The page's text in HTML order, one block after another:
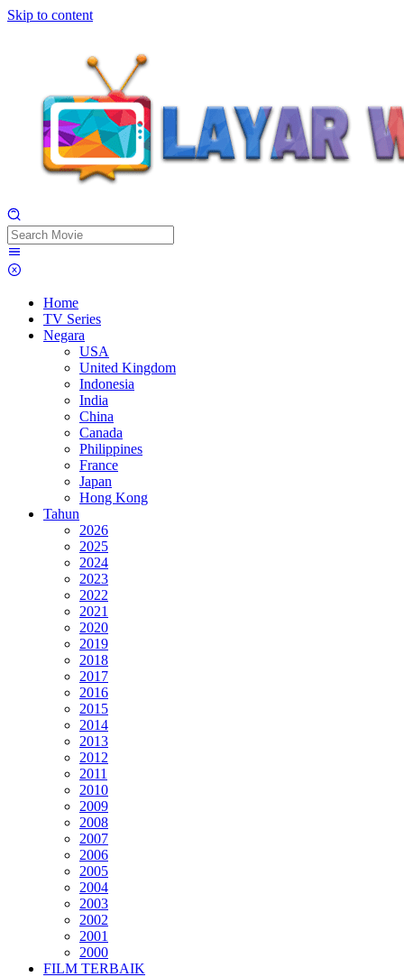
Skip to content
Home
TV Series
Negara
USA
United Kingdom
Indonesia
India
China
Canada
Philippines
France
Japan
Hong Kong
Tahun
2026
2025
2024
2023
2022
2021
2020
2019
2018
2017
2016
2015
2014
2013
2012
2011
2010
2009
2008
2007
2006
2005
2004
2003
2002
2001
2000
FILM TERBAIK